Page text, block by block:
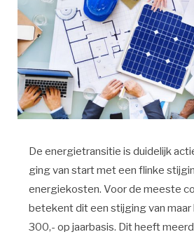
De energietransitie is duidelijk
ging van start met een flinke
energiekosten. Voor de meeste
betekent dit een stijging van
300,- op jaarbasis. Dit heeft